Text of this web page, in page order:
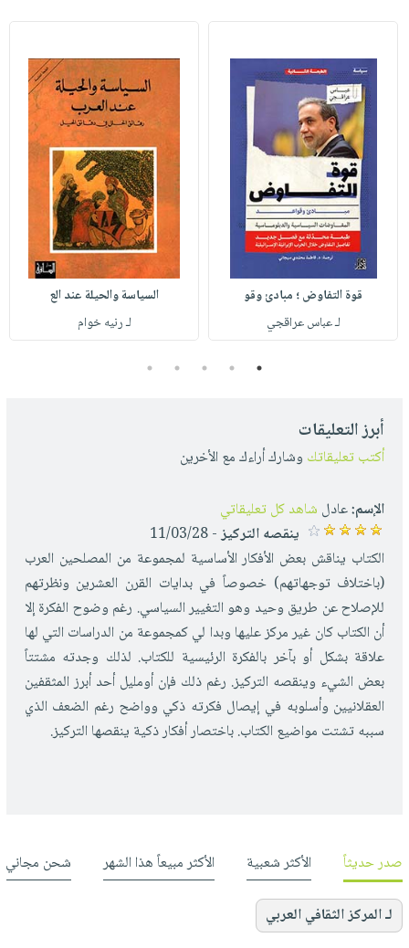
قوة التفاوض ؛ مبادئ وقو
لـ عباس عراقجي
السياسة والحيلة عند الع
لـ رنيه خوام
1
2
3
4
5
أبرز التعليقات
أكتب تعليقاتك وشارك أراءك مع الأخرين
الإسم:عادل شاهد كل تعليقاتي
ينقصه التركيز- 11/03/28
الكتاب يناقش بعض الأفكار الأساسية لمجموعة من المصلحين العرب
(باختلاف توجهاتهم) خصوصاً في بدايات القرن العشرين ونظرتهم
للإصلاح عن طريق وحيد وهو التغيير السياسي. رغم وضوح الفكرة إلا
أن الكتاب كان غير مركز عليها وبدا لي كمجموعة من الدراسات التي لها
علاقة بشكل أو بآخر بالفكرة الرئيسية للكتاب. لذلك وجدته مشتتاً
بعض الشيء وينقصه التركيز. رغم ذلك فإن أومليل أحد أبرز المثقفين
العقلانيين وأسلوبه في إيصال فكرته ذكي وواضح رغم الضعف الذي
سببه تشتت مواضيع الكتاب. باختصار أفكار ذكية ينقصها التركيز.
صدر حديثاً الأكثر شعبية الأكثر مبيعاً هذا الشهر شحن مجاني
لـ المركز الثقافي العربي